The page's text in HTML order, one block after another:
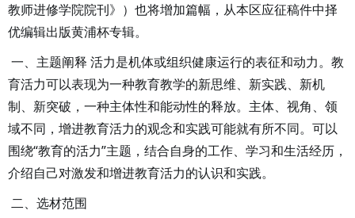
教师进修学院院刊》）也将增加篇幅，从本区应征稿件中择
优编辑出版黄浦杯专辑。
一、主题阐释 活力是机体或组织健康运行的表征和动力。教
育活力可以表现为一种教育教学的新思维、新实践、新机
制、新突破，一种主体性和能动性的释放。主体、视角、领
域不同，增进教育活力的观念和实践可能就有所不同。可以
围绕“教育的活力”主题，结合自身的工作、学习和生活经历，
介绍自己对激发和增进教育活力的认识和实践。
二、选材范围